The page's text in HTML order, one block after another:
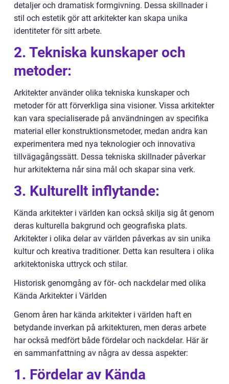
detaljer och dramatisk formgivning. Dessa skillnader i
stil och estetik gör att arkitekter kan skapa unika
identiteter för sitt arbete.
2. Tekniska kunskaper och
metoder:
Arkitekter använder olika tekniska kunskaper och
metoder för att förverkliga sina visioner. Vissa arkitekter
kan vara specialiserade på användningen av specifika
material eller konstruktionsmetoder, medan andra kan
experimentera med nya teknologier och innovativa
tillvägagångssätt. Dessa tekniska skillnader påverkar
hur arkitekterna når sina mål och skapar sina verk.
3. Kulturellt inflytande:
Kända arkitekter i världen kan också skilja sig åt genom
deras kulturella bakgrund och geografiska plats.
Arkitekter i olika delar av världen påverkas av sin unika
kultur och kreativa traditioner. Detta kan resultera i olika
arkitektoniska uttryck och stilar.
Historisk genomgång av för- och nackdelar med olika
Kända Arkitekter i Världen
Genom åren har kända arkitekter i världen haft en
betydande inverkan på arkitekturen, men deras arbete
har också medfört både fördelar och nackdelar. Här är
en sammanfattning av några av dessa aspekter:
1. Fördelar av Kända